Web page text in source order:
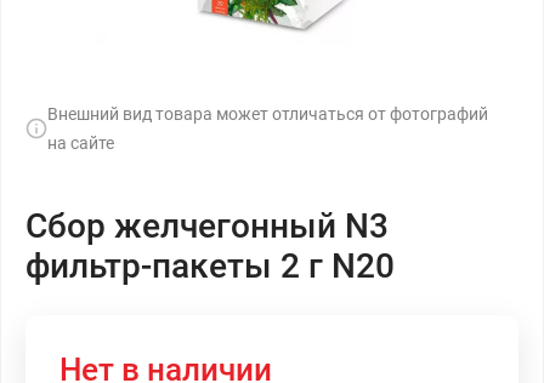
Внешний вид товара может отличаться от фотографий
на сайте
Сбор желчегонный N3
фильтр-пакеты 2 г N20
Нет в наличии